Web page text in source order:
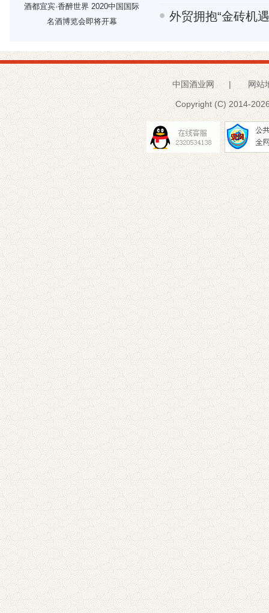
酒都宜宾·香醉世界 2020中国国际
名酒博览会即将开幕
外贸拥抱“金砖机
中国酒业网 | 网站
Copyright (C) 2014-